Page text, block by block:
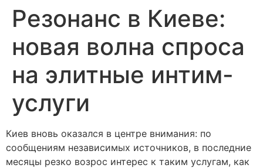
Резонанс в Киеве:
новая волна спроса
на элитные интим-
услуги
Киев вновь оказался в центре внимания: по
сообщениям независимых источников, в последние
месяцы резко возрос интерес к таким услугам, как